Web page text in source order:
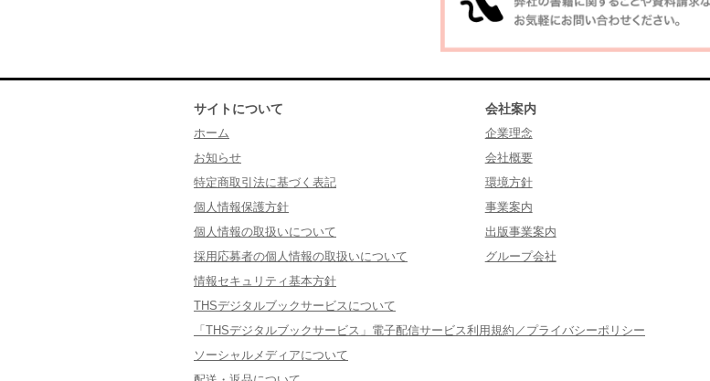
サイトについて
ホーム
お知らせ
特定商取引法に基づく表記
個人情報保護方針
個人情報の取扱いについて
採用応募者の個人情報の取扱いについて
情報セキュリティ基本方針
THSデジタルブックサービスについて
「THSデジタルブックサービス」電子配信サービス利用規約／プライバシーポリシー
ソーシャルメディアについて
会社案内
企業理念
会社概要
環境方針
事業案内
出版事業案内
グループ会社